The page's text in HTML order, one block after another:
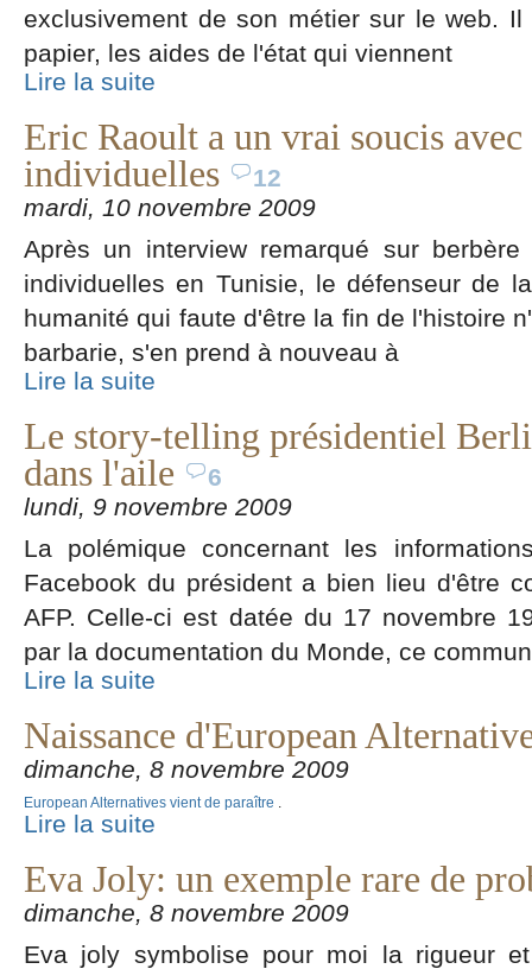
exclusivement de son métier sur le web.
papier, les aides de l'état qui viennent
Lire la suite
Eric Raoult a un vrai soucis
individuelles
12
mardi, 10 novembre 2009
Après un interview remarqué sur
individuelles en Tunisie, le défenseur de
humanité qui faute d'être la fin de l'histoire
barbarie, s'en prend à nouveau à
Lire la suite
Le story-telling présidentiel
dans l'aile
6
lundi, 9 novembre 2009
La polémique concernant les
Facebook du président a bien lieu d'être
AFP. Celle-ci est datée du 17 novembre
par la documentation du Monde, ce
Lire la suite
Naissance d'European
dimanche, 8 novembre 2009
European Alternatives vient de paraître .
Lire la suite
Eva Joly: un exemple rare de
dimanche, 8 novembre 2009
Eva joly symbolise pour moi la rigueur